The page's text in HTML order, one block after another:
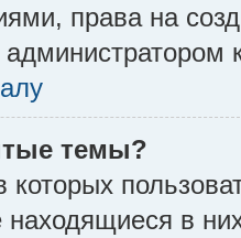
права на
администратором
темы?
в